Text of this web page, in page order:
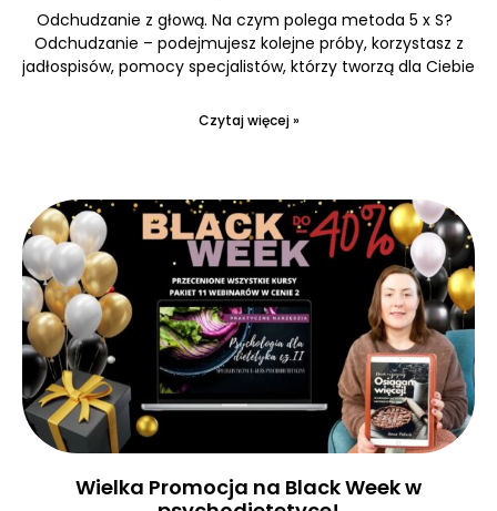
Odchudzanie z głową. Na czym polega metoda 5 x S?
Odchudzanie – podejmujesz kolejne próby, korzystasz z
jadłospisów, pomocy specjalistów, którzy tworzą dla Ciebie
Czytaj więcej »
Wielka Promocja na Black Week w